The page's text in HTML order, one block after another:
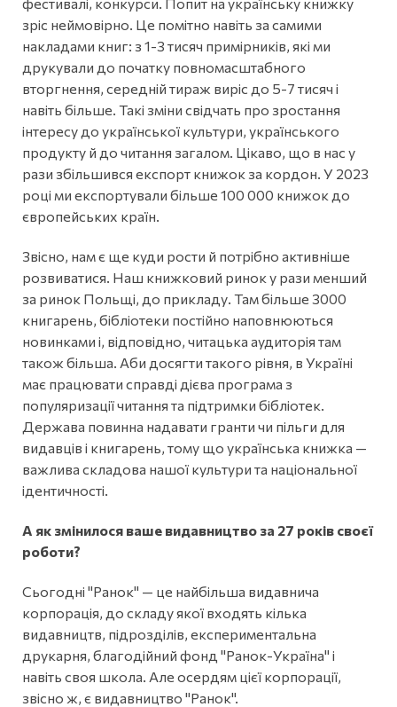
зріс неймовірно. Це помітно навіть за самими
накладами книг: з 1-3 тисяч примірників, які ми
друкували до початку повномасштабного
вторгнення, середній тираж виріс до 5-7 тисяч і
навіть більше. Такі зміни свідчать про зростання
інтересу до української культури, українського
продукту й до читання загалом. Цікаво, що в нас у
рази збільшився експорт книжок за кордон. У 2023
році ми експортували більше 100 000 книжок до
європейських країн.
Звісно, нам є ще куди рости й потрібно активніше
розвиватися. Наш книжковий ринок у рази менший
за ринок Польщі, до прикладу. Там більше 3000
книгарень, бібліотеки постійно наповнюються
новинками і, відповідно, читацька аудиторія там
також більша. Аби досягти такого рівня, в Україні
має працювати справді дієва програма з
популяризації читання та підтримки бібліотек.
Держава повинна надавати гранти чи пільги для
видавців і книгарень, тому що українська книжка —
важлива складова нашої культури та національної
ідентичності.
А як змінилося ваше видавництво за 27 років своєї
роботи?
Сьогодні "Ранок" — це найбільша видавнича
корпорація, до складу якої входять кілька
видавництв, підрозділів, експериментальна
друкарня, благодійний фонд "Ранок-Україна" і
навіть своя школа. Але осердям цієї корпорації,
звісно ж, є видавництво "Ранок".